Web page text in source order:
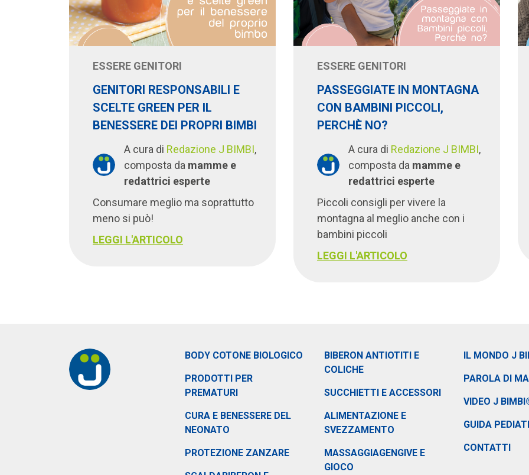
ESSERE GENITORI
GENITORI RESPONSABILI E
SCELTE GREEN PER IL
BENESSERE DEI PROPRI BIMBI
A cura di Redazione J BIMBI,
composta da mamme e
redattrici esperte
Consumare meglio ma soprattutto
meno si può!
LEGGI L'ARTICOLO
ESSERE GENITORI
PASSEGGIATE IN MONTAGNA
CON BAMBINI PICCOLI,
PERCHÈ NO?
A cura di Redazione J BIMBI,
composta da mamme e
redattrici esperte
Piccoli consigli per vivere la
montagna al meglio anche con i
bambini piccoli
LEGGI L'ARTICOLO
BODY COTONE BIOLOGICO
PRODOTTI PER
PREMATURI
CURA E BENESSERE DEL
NEONATO
PROTEZIONE ZANZARE
BIBERON ANTIOTITI E
COLICHE
SUCCHIETTI E ACCESSORI
ALIMENTAZIONE E
SVEZZAMENTO
MASSAGGIAGENGIVE E
GIOCO
IL MONDO J
PAROLA DI
VIDEO J
GUIDA
CONTATTI